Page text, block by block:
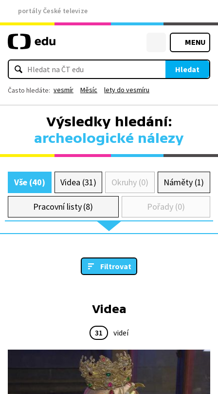
portály České televize
MENU
Hledat
Často hledáte: vesmír Měsíc lety do vesmíru
Výsledky hledání:
archeologické nálezy
Vše (40) Videa (31) Okruhy (0) Náměty (1)
Pracovní listy (8) Pořady (0)
Filtrovat
Videa
31 videí